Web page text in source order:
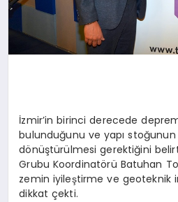
İzmir’in birinci derecede
bulunduğunu ve yapı stoğunun
dönüştürülmesi gerektiğini
Grubu Koordinatörü Batuhan
zemin iyileştirme ve geoteknik
dikkat çekti.